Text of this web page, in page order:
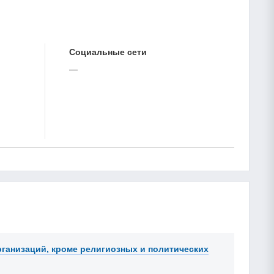
Cоциальные сети
—
кроме религиозных и политических